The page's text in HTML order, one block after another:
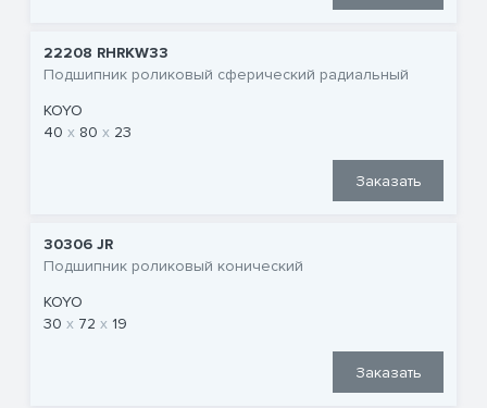
22208 RHRKW33
Подшипник роликовый сферический радиальный
KOYO
40
80 23
Заказать
30306 JR
Подшипник роликовый конический
KOYO
30
72 19
Заказать